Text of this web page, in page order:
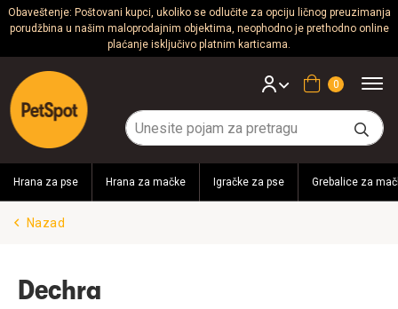
Obaveštenje: Poštovani kupci, ukoliko se odlučite za opciju ličnog preuzimanja
porudžbina u našim maloprodajnim objektima, neophodno je prethodno online
plaćanje isključivo platnim karticama.
Psi
Mačke
Glodari
Brendovi
Korpa
Hrana za pse Hrana za mačke Igračke za pse Grebalice za
Nazad
Dechra